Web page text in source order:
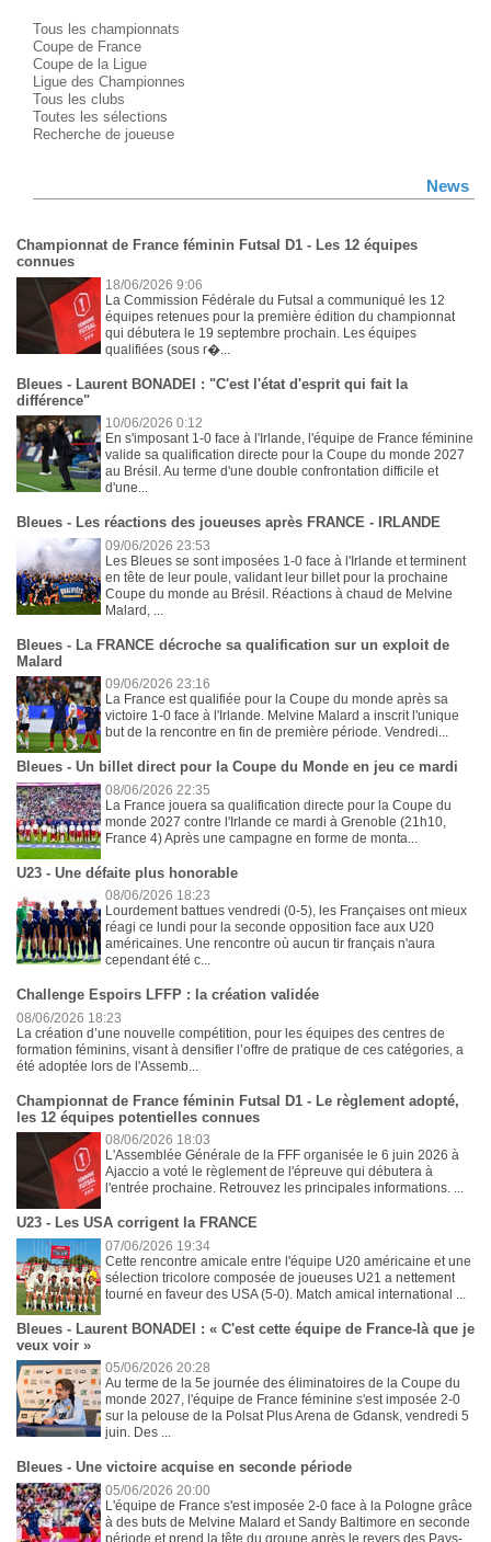
Tous les championnats
Coupe de France
Coupe de la Ligue
Ligue des Championnes
Tous les clubs
Toutes les sélections
Recherche de joueuse
News
Championnat de France féminin Futsal D1 - Les 12 équipes
connues
18/06/2026 9:06
La Commission Fédérale du Futsal a communiqué les 12
équipes retenues pour la première édition du championnat
qui débutera le 19 septembre prochain. Les équipes
qualifiées (sous r�...
Bleues - Laurent BONADEI : "C'est l'état d'esprit qui fait la
différence"
10/06/2026 0:12
En s'imposant 1-0 face à l'Irlande, l'équipe de France féminine
valide sa qualification directe pour la Coupe du monde 2027
au Brésil. Au terme d'une double confrontation difficile et
d'une...
Bleues - Les réactions des joueuses après FRANCE - IRLANDE
09/06/2026 23:53
Les Bleues se sont imposées 1-0 face à l'Irlande et terminent
en tête de leur poule, validant leur billet pour la prochaine
Coupe du monde au Brésil. Réactions à chaud de Melvine
Malard, ...
Bleues - La FRANCE décroche sa qualification sur un exploit de
Malard
09/06/2026 23:16
La France est qualifiée pour la Coupe du monde après sa
victoire 1-0 face à l'Irlande. Melvine Malard a inscrit l'unique
but de la rencontre en fin de première période. Vendredi...
Bleues - Un billet direct pour la Coupe du Monde en jeu ce mardi
08/06/2026 22:35
La France jouera sa qualification directe pour la Coupe du
monde 2027 contre l'Irlande ce mardi à Grenoble (21h10,
France 4) Après une campagne en forme de monta...
U23 - Une défaite plus honorable
08/06/2026 18:23
Lourdement battues vendredi (0-5), les Françaises ont mieux
réagi ce lundi pour la seconde opposition face aux U20
américaines. Une rencontre où aucun tir français n'aura
cependant été c...
Challenge Espoirs LFFP : la création validée
08/06/2026 18:23
La création d’une nouvelle compétition, pour les équipes des centres de
formation féminins, visant à densifier l’offre de pratique de ces catégories, a
été adoptée lors de l'Assemb...
Championnat de France féminin Futsal D1 - Le règlement adopté,
les 12 équipes potentielles connues
08/06/2026 18:03
L'Assemblée Générale de la FFF organisée le 6 juin 2026 à
Ajaccio a voté le règlement de l'épreuve qui débutera à
l'entrée prochaine. Retrouvez les principales informations. ...
U23 - Les USA corrigent la FRANCE
07/06/2026 19:34
Cette rencontre amicale entre l'équipe U20 américaine et une
sélection tricolore composée de joueuses U21 a nettement
tourné en faveur des USA (5-0). Match amical international ...
Bleues - Laurent BONADEI : « C'est cette équipe de France-là que je
veux voir »
05/06/2026 20:28
Au terme de la 5e journée des éliminatoires de la Coupe du
monde 2027, l'équipe de France féminine s'est imposée 2-0
sur la pelouse de la Polsat Plus Arena de Gdansk, vendredi 5
juin. Des ...
Bleues - Une victoire acquise en seconde période
05/06/2026 20:00
L'équipe de France s'est imposée 2-0 face à la Pologne grâce
à des buts de Melvine Malard et Sandy Baltimore en seconde
période et prend la tête du groupe après le revers des Pays-